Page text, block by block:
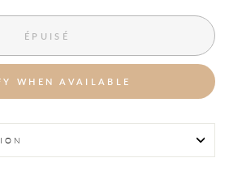
ÉPUISÉ
WHEN AVAILABLE